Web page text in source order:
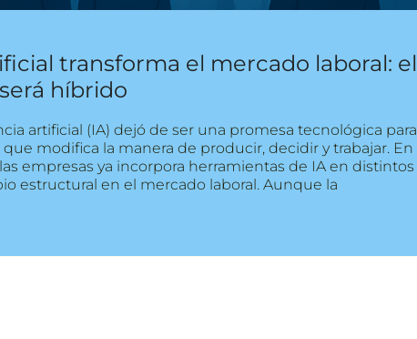
transforma el mercado laboral: el
híbrido
artificial (IA) dejó de ser una promesa tecnológica para
modifica la manera de producir, decidir y trabajar. En
empresas ya incorpora herramientas de IA en distintos
estructural en el mercado laboral. Aunque la